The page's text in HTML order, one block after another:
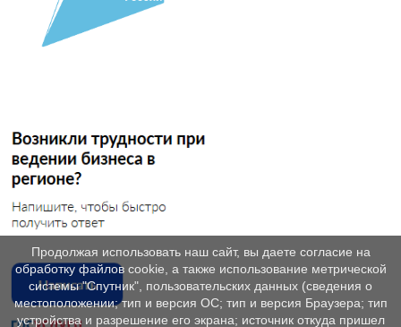
Продолжая использовать наш сайт, вы даете согласие на
обработку файлов cookie, а также использование метрической
системы "Спутник", пользовательских данных (сведения о
местоположении; тип и версия ОС; тип и версия Браузера; тип
устройства и разрешение его экрана; источник откуда пришел